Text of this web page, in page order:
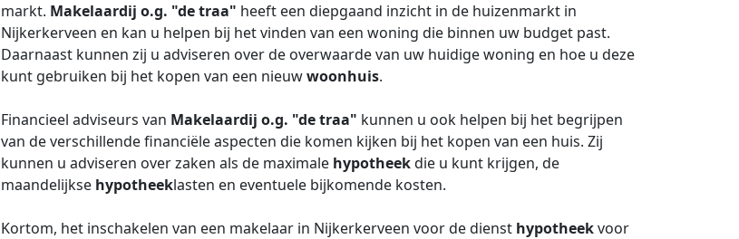
markt. Makelaardij o.g. "de traa" heeft een diepgaand inzicht in de huizenmarkt in
Nijkerkerveen en kan u helpen bij het vinden van een woning die binnen uw budget past.
Daarnaast kunnen zij u adviseren over de overwaarde van uw huidige woning en hoe u deze
kunt gebruiken bij het kopen van een nieuwwoonhuis.
Financieel adviseurs van Makelaardij o.g. "de traa" kunnen u ook helpen bij het begrijpen
van de verschillende financiële aspecten die komen kijken bij het kopen van een huis. Zij
kunnen u adviseren over zaken als de maximale hypotheekdie u kunt krijgen, de
maandelijkse hypotheeklasten en eventuele bijkomende kosten.
Kortom, het inschakelen van een makelaar in Nijkerkerveen voor de dienst hypotheekvoor